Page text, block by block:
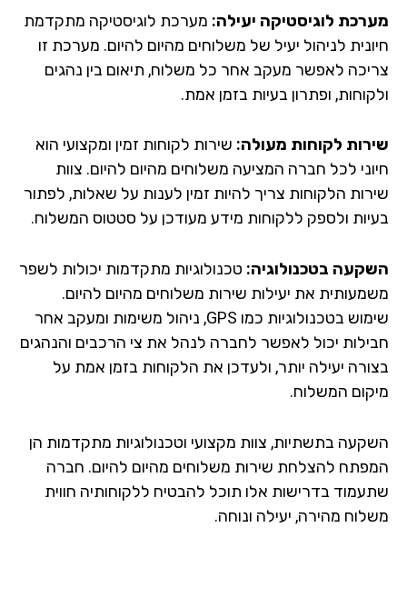
לוגיסטיקה יעילה:מערכת לוגיסטיקה מתקדמת
לניהול יעיל של משלוחים מהיום להיום. מערכת זו
לאפשר מעקב אחר כל משלוח, תיאום בין נהגים
ופתרון בעיות בזמן אמת.
לקוחות מעולה:שירות לקוחות זמין ומקצועי הוא
לכל חברה המציעה משלוחים מהיום להיום. צוות
הלקוחות צריך להיות זמין לענות על שאלות, לפתור
ולספק ללקוחות מידע מעודכן על סטטוס המשלוח.
בטכנולוגיה:טכנולוגיות מתקדמות יכולות לשפר
את יעילות שירות משלוחים מהיום להיום.
שימוש בטכנולוגיות כמו GPS, ניהול משימות ומעקב אחר
יכול לאפשר לחברה לנהל את צי הרכבים והנהגים
יעילה יותר, ולעדכן את הלקוחות בזמן אמת על
המשלוח.
בתשתיות, צוות מקצועי וטכנולוגיות מתקדמות הן
להצלחת שירות משלוחים מהיום להיום. חברה
בדרישות אלו תוכל להבטיח ללקוחותיה חווית
מהירה, יעילה ונוחה.